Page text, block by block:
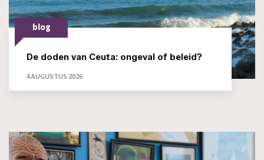
blog
De doden van Ceuta: ongeval of beleid?
4 AUGUSTUS 2026